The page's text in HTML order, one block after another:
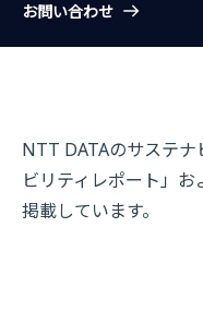
お問い合わせ
NTT DATAのサステ
ビリティレポート」お
掲載しています。